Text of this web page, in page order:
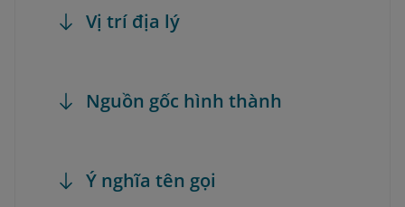
Vị trí địa lý
Nguồn gốc hình thành
Ý nghĩa tên gọi